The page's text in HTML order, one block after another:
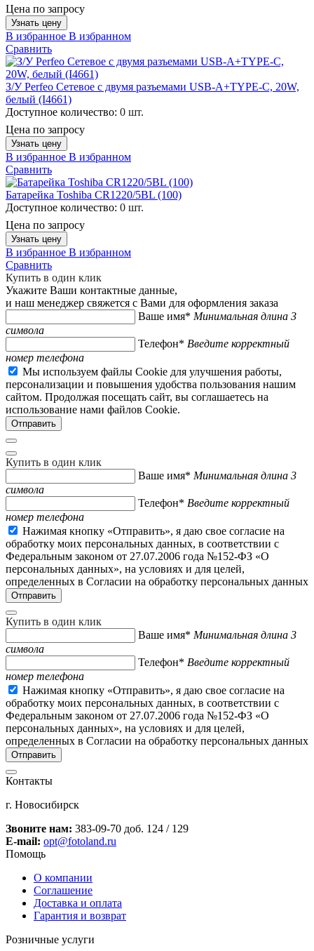
Цена по запросу
Узнать цену
В избранное В избранном
Сравнить
З/У Perfeo Сетевое с двумя разъемами USB-A+TYPE-C, 20W,
белый (I4661)
Доступное количество: 0 шт.
Цена по запросу
Узнать цену
В избранное В избранном
Сравнить
Батарейка Toshiba CR1220/5BL (100)
Доступное количество: 0 шт.
Цена по запросу
Узнать цену
В избранное В избранном
Сравнить
Купить в один клик
Укажите Ваши контактные данные,
и наш менеджер свяжется с Вами для оформления заказа
Ваше имя* Минимальная длина 3
символа
Телефон* Введите корректный
номер телефона
Мы используем файлы Cookie для улучшения работы,
персонализации и повышения удобства пользования нашим
сайтом. Продолжая посещать сайт, вы соглашаетесь на
использование нами файлов Cookie.
Купить в один клик
Ваше имя* Минимальная длина 3
символа
Телефон* Введите корректный
номер телефона
Нажимая кнопку «Отправить», я даю свое согласие на
обработку моих персональных данных, в соответствии с
Федеральным законом от 27.07.2006 года №152-ФЗ «О
персональных данных», на условиях и для целей,
определенных в Согласии на обработку персональных данных
Купить в один клик
Ваше имя* Минимальная длина 3
символа
Телефон* Введите корректный
номер телефона
Нажимая кнопку «Отправить», я даю свое согласие на
обработку моих персональных данных, в соответствии с
Федеральным законом от 27.07.2006 года №152-ФЗ «О
персональных данных», на условиях и для целей,
определенных в Согласии на обработку персональных данных
Контакты
г. Новосибирск
Звоните нам: 383-09-70 доб. 124 / 129
E-mail: opt@fotoland.ru
Помощь
О компании
Соглашение
Доставка и оплата
Гарантия и возврат
Розничные услуги